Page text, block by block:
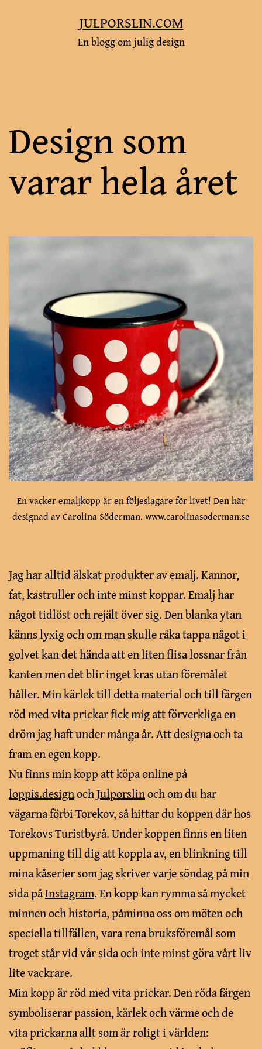
JULPORSLIN.COM
En blogg om julig design
Design som
varar hela året
En vacker emaljkopp är en följeslagare för livet! Den här
designad av Carolina Söderman. www.carolinasoderman.se
Jag har alltid älskat produkter av emalj. Kannor,
fat, kastruller och inte minst koppar. Emalj har
något tidlöst och rejält över sig. Den blanka ytan
känns lyxig och om man skulle råka tappa något i
golvet kan det hända att en liten flisa lossnar från
kanten men det blir inget kras utan föremålet
håller. Min kärlek till detta material och till färgen
röd med vita prickar fick mig att förverkliga en
dröm jag haft under många år. Att designa och ta
fram en egen kopp.
Nu finns min kopp att köpa online på
loppis.designochJulporslinoch om du har
vägarna förbi Torekov, så hittar du koppen där hos
Torekovs Turistbyrå. Under koppen finns en liten
uppmaning till dig att koppla av, en blinkning till
mina kåserier som jag skriver varje söndag på min
sida påInstagram. En kopp kan rymma så mycket
minnen och historia, påminna oss om möten och
speciella tillfällen, vara rena bruksföremål som
troget står vid vår sida och inte minst göra vårt liv
lite vackrare.
Min kopp är röd med vita prickar. Den röda färgen
symboliserar passion, kärlek och värme och de
vita prickarna allt som är roligt i världen: